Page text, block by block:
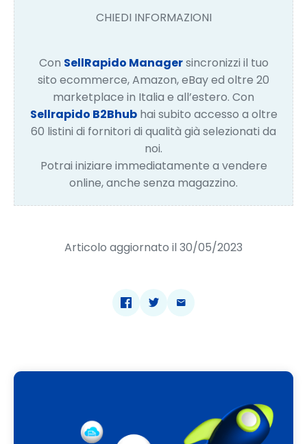
CHIEDI INFORMAZIONI
Con SellRapido Managersincronizzi il tuo
sito ecommerce, Amazon, eBay ed oltre 20
marketplace in Italia e all’estero. Con
Sellrapido B2Bhubhai subito accesso a oltre
60 listini di fornitori di qualità già selezionati da
noi.
Potrai iniziare immediatamente a vendere
online, anche senza magazzino.
Articolo aggiornato il 30/05/2023